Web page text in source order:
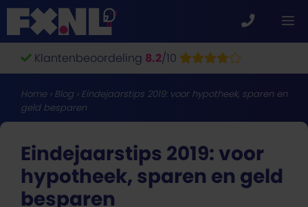
Ga
naar
de
inhoudKlantenbeoordeling 8.2/10
Home› Blog › Eindejaarstips 2019: voor hypotheek, sparen en
geld besparen
Eindejaarstips 2019: voor
hypotheek, sparen en geld
besparen